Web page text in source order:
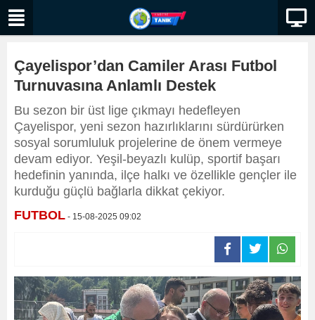
Çayelispor’dan Camiler Arası Futbol
Turnuvasına Anlamlı Destek
Bu sezon bir üst lige çıkmayı hedefleyen
Çayelispor, yeni sezon hazırlıklarını sürdürürken
sosyal sorumluluk projelerine de önem vermeye
devam ediyor. Yeşil-beyazlı kulüp, sportif başarı
hedefinin yanında, ilçe halkı ve özellikle gençler ile
kurduğu güçlü bağlarla dikkat çekiyor.
FUTBOL - 15-08-2025 09:02